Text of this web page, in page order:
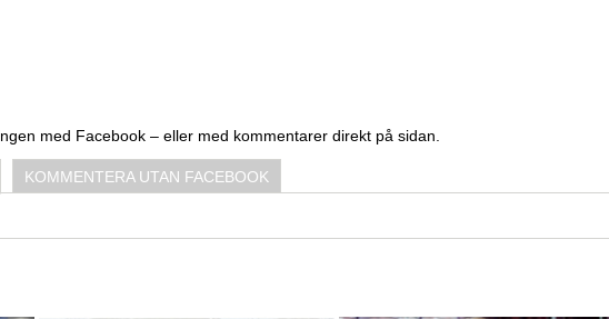
med Facebook – eller med kommentarer direkt på sidan.
KOMMENTERA UTAN FACEBOOK